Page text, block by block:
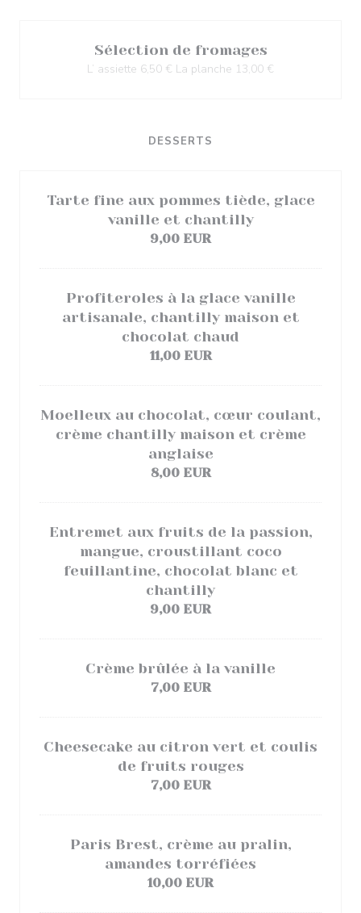
Sélection de fromages
L’ assiette 6,50 € La planche 13,00 €
DESSERTS
Tarte fine aux pommes tiède, glace
vanille et chantilly
9,00 EUR
Profiteroles à la glace vanille
artisanale, chantilly maison et
chocolat chaud
11,00 EUR
Moelleux au chocolat, cœur coulant,
crème chantilly maison et crème
anglaise
8,00 EUR
Entremet aux fruits de la passion,
mangue, croustillant coco
feuillantine, chocolat blanc et
chantilly
9,00 EUR
Crème brûlée à la vanille
7,00 EUR
Cheesecake au citron vert et coulis
de fruits rouges
7,00 EUR
Paris Brest, crème au pralin,
amandes torréfiées
10,00 EUR